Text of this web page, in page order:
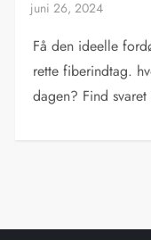
Få den ideelle
rette fiberindtag.
dagen? Find